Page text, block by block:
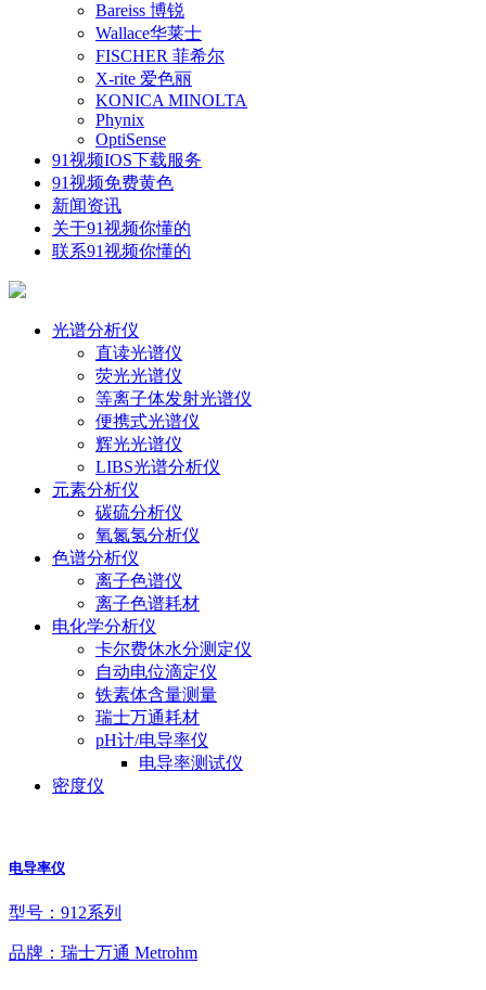
Bareiss 博锐
Wallace华莱士
FISCHER 菲希尔
X-rite 爱色丽
KONICA MINOLTA
Phynix
OptiSense
91视频IOS下载服务
91视频免费黄色
新闻资讯
关于91视频你懂的
联系91视频你懂的
光谱分析仪
直读光谱仪
荧光光谱仪
等离子体发射光谱仪
便携式光谱仪
辉光光谱仪
LIBS光谱分析仪
元素分析仪
碳硫分析仪
氧氮氢分析仪
色谱分析仪
离子色谱仪
离子色谱耗材
电化学分析仪
卡尔费休水分测定仪
自动电位滴定仪
铁素体含量测量
瑞士万通耗材
pH计/电导率仪
电导率测试仪
密度仪
电导率仪
型号：912系列
品牌：瑞士万通 Metrohm